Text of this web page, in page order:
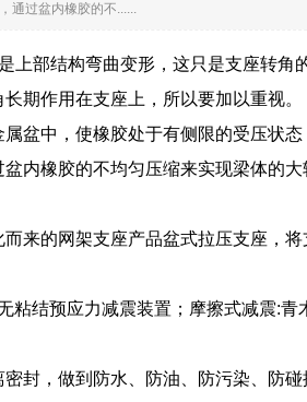
通过盆内橡胶的不......
部结构弯曲变形，这只是支座转角
期作用在支座上，所以要加以重视。
盆中，使橡胶处于有侧限的受压状
内橡胶的不均匀压缩来实现梁体的
来的网架支座产品盆式拉压支座，
结预应力减震装置；摩擦式减震:青
封，做到防水、防油、防污染、防碰